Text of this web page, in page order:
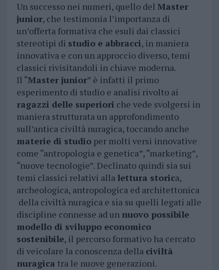
Un successo nei numeri, quello del Master
junior, che testimonia l’importanza di
un’offerta formativa che esuli dai classici
stereotipi di studio e abbracci, in maniera
innovativa e con un approccio diverso, temi
classici rivisitandoli in chiave moderna.
Il “Master junior” è infatti il primo
esperimento di studio e analisi rivolto ai
ragazzi delle superiori che vede svolgersi in
maniera strutturata un approfondimento
sull’antica civiltà nuragica, toccando anche
materie di studioper molti versi innovative
come “antropologia e genetica”, “marketing”,
“nuove tecnologie”. Declinato quindi sia sui
temi classici relativi alla lettura storica,
archeologica, antropologica ed architettonica
della civiltà nuragica e sia su quelli legati alle
discipline connesse ad un nuovo possibile
modello di sviluppo economico
sostenibile, il percorso formativo ha cercato
di veicolare la conoscenza della civiltà
nuragica tra le nuove generazioni.